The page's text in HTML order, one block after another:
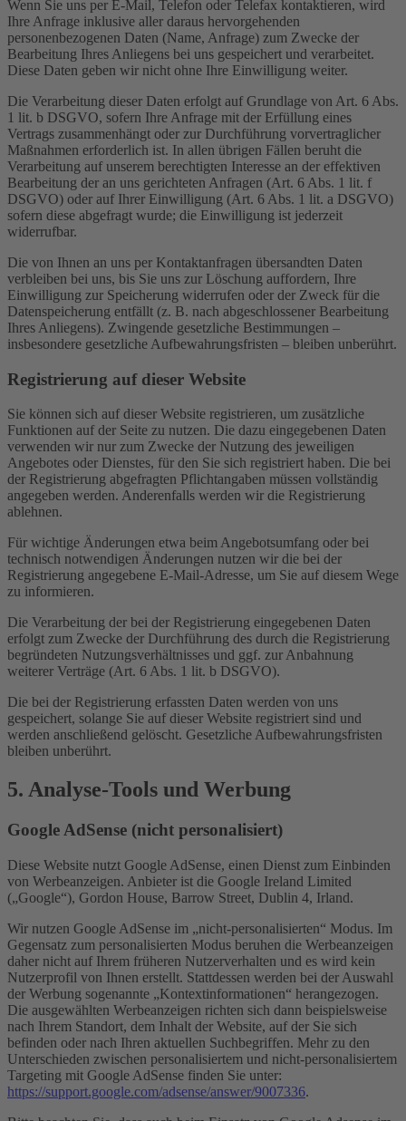
Wenn Sie uns per E-Mail, Telefon oder Telefax kontaktieren, wird
Ihre Anfrage inklusive aller daraus hervorgehenden
personenbezogenen Daten (Name, Anfrage) zum Zwecke der
Bearbeitung Ihres Anliegens bei uns gespeichert und verarbeitet.
Diese Daten geben wir nicht ohne Ihre Einwilligung weiter.
Die Verarbeitung dieser Daten erfolgt auf Grundlage von Art. 6 Abs.
1 lit. b DSGVO, sofern Ihre Anfrage mit der Erfüllung eines
Vertrags zusammenhängt oder zur Durchführung vorvertraglicher
Maßnahmen erforderlich ist. In allen übrigen Fällen beruht die
Verarbeitung auf unserem berechtigten Interesse an der effektiven
Bearbeitung der an uns gerichteten Anfragen (Art. 6 Abs. 1 lit. f
DSGVO) oder auf Ihrer Einwilligung (Art. 6 Abs. 1 lit. a DSGVO)
sofern diese abgefragt wurde; die Einwilligung ist jederzeit
widerrufbar.
Die von Ihnen an uns per Kontaktanfragen übersandten Daten
verbleiben bei uns, bis Sie uns zur Löschung auffordern, Ihre
Einwilligung zur Speicherung widerrufen oder der Zweck für die
Datenspeicherung entfällt (z. B. nach abgeschlossener Bearbeitung
Ihres Anliegens). Zwingende gesetzliche Bestimmungen –
insbesondere gesetzliche Aufbewahrungsfristen – bleiben unberührt.
Registrierung auf dieser Website
Sie können sich auf dieser Website registrieren, um zusätzliche
Funktionen auf der Seite zu nutzen. Die dazu eingegebenen Daten
verwenden wir nur zum Zwecke der Nutzung des jeweiligen
Angebotes oder Dienstes, für den Sie sich registriert haben. Die bei
der Registrierung abgefragten Pflichtangaben müssen vollständig
angegeben werden. Anderenfalls werden wir die Registrierung
ablehnen.
Für wichtige Änderungen etwa beim Angebotsumfang oder bei
technisch notwendigen Änderungen nutzen wir die bei der
Registrierung angegebene E-Mail-Adresse, um Sie auf diesem Wege
zu informieren.
Die Verarbeitung der bei der Registrierung eingegebenen Daten
erfolgt zum Zwecke der Durchführung des durch die Registrierung
begründeten Nutzungsverhältnisses und ggf. zur Anbahnung
weiterer Verträge (Art. 6 Abs. 1 lit. b DSGVO).
Die bei der Registrierung erfassten Daten werden von uns
gespeichert, solange Sie auf dieser Website registriert sind und
werden anschließend gelöscht. Gesetzliche Aufbewahrungsfristen
bleiben unberührt.
5. Analyse-Tools und Werbung
Google AdSense (nicht personalisiert)
Diese Website nutzt Google AdSense, einen Dienst zum Einbinden
von Werbeanzeigen. Anbieter ist die Google Ireland Limited
(„Google“), Gordon House, Barrow Street, Dublin 4, Irland.
Wir nutzen Google AdSense im „nicht-personalisierten“ Modus. Im
Gegensatz zum personalisierten Modus beruhen die Werbeanzeigen
daher nicht auf Ihrem früheren Nutzerverhalten und es wird kein
Nutzerprofil von Ihnen erstellt. Stattdessen werden bei der Auswahl
der Werbung sogenannte „Kontextinformationen“ herangezogen.
Die ausgewählten Werbeanzeigen richten sich dann beispielsweise
nach Ihrem Standort, dem Inhalt der Website, auf der Sie sich
befinden oder nach Ihren aktuellen Suchbegriffen. Mehr zu den
Unterschieden zwischen personalisiertem und nicht-personalisiertem
Targeting mit Google AdSense finden Sie unter:
https://support.google.com/adsense/answer/9007336.